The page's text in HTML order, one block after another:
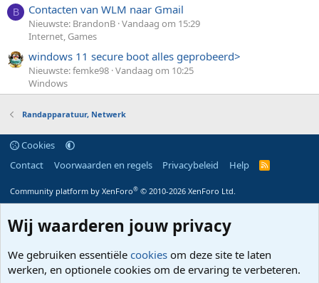
B Contacten van WLM naar Gmail
Nieuwste: BrandonB Vandaag om 15:29
Internet, Games
windows 11 secure boot alles geprobeerd>
Nieuwste: femke98 Vandaag om 10:25
Windows
Randapparatuur, Netwerk
Cookies
Contact
Voorwaarden en regels Privacybeleid Help
R
Community platform by XenForo® © 2010-2026 XenForo Ltd.
Wij waarderen jouw privacy
We gebruiken essentiële cookies om deze site te laten
werken, en optionele cookies om de ervaring te verbeteren.